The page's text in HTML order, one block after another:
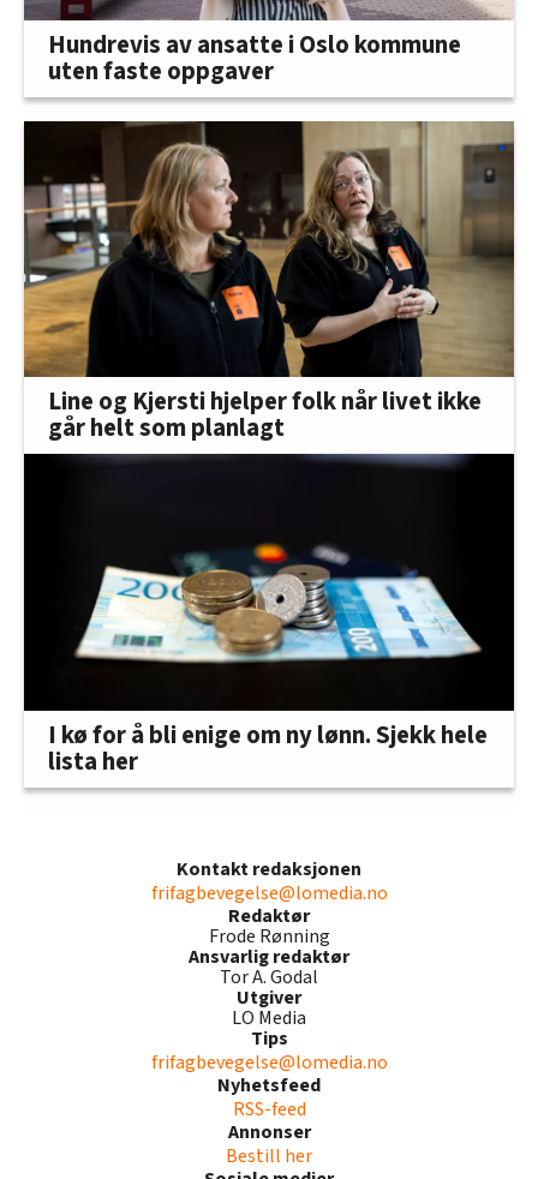
Hundrevis av ansatte i Oslo kommune
uten faste oppgaver
Line og Kjersti hjelper folk når livet ikke
går helt som planlagt
I kø for å bli enige om ny lønn. Sjekk hele
lista her
Kontakt redaksjonen
frifagbevegelse@lomedia.no
Redaktør
Frode Rønning
Ansvarlig redaktør
Tor A. Godal
Utgiver
LO Media
Tips
frifagbevegelse@lomedia.no
Nyhetsfeed
RSS-feed
Annonser
Bestill her